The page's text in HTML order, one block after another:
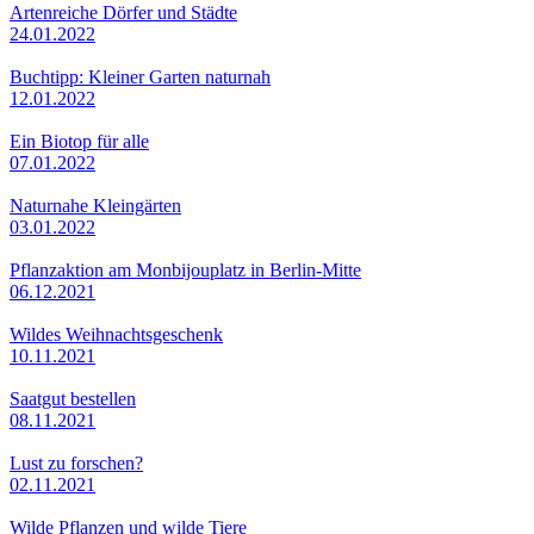
Artenreiche Dörfer und Städte
24.01.2022
Buchtipp: Kleiner Garten naturnah
12.01.2022
Ein Biotop für alle
07.01.2022
Naturnahe Kleingärten
03.01.2022
Pflanzaktion am Monbijouplatz in Berlin-Mitte
06.12.2021
Wildes Weihnachtsgeschenk
10.11.2021
Saatgut bestellen
08.11.2021
Lust zu forschen?
02.11.2021
Wilde Pflanzen und wilde Tiere